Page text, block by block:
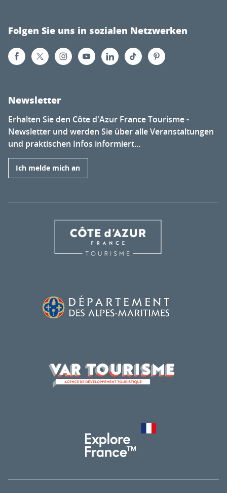
Folgen Sie uns in sozialen Netzwerken
Newsletter
Erhalten Sie den Côte d'Azur France Tourisme -
Newsletter und werden Sie über alle Veranstaltungen
und praktischen Infos informiert...
Ich melde mich an